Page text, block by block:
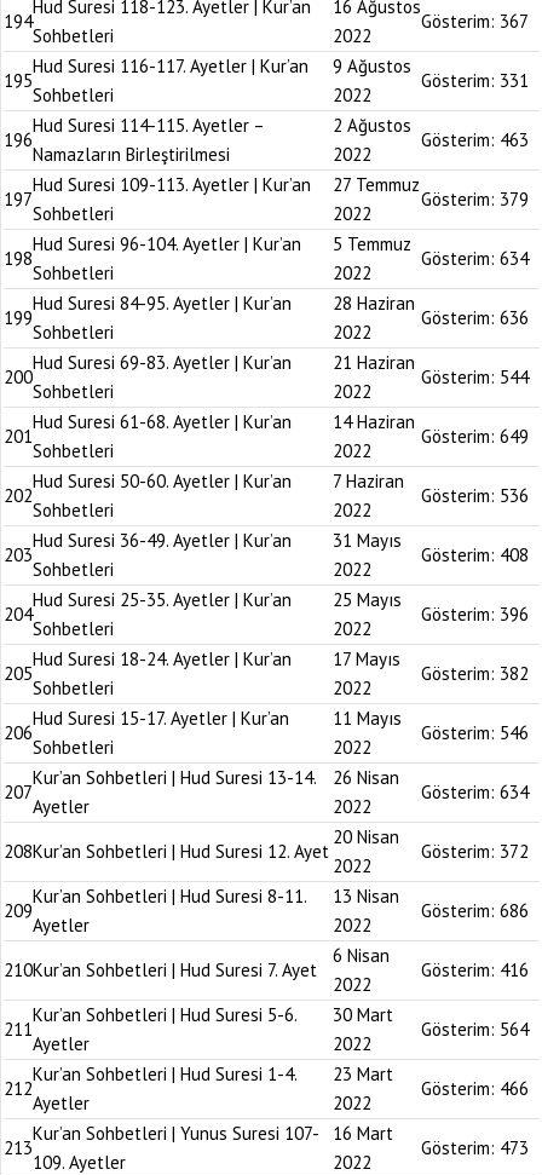
194
Hud Suresi 118-123. Ayetler | Kur’an
Sohbetleri
16 Ağustos
2022
Gösterim: 367
195
Hud Suresi 116-117. Ayetler | Kur’an
Sohbetleri
9 Ağustos
2022
Gösterim: 331
196
Hud Suresi 114-115. Ayetler –
Namazların Birleştirilmesi
2 Ağustos
2022
Gösterim: 463
197
Hud Suresi 109-113. Ayetler | Kur’an
Sohbetleri
27 Temmuz
2022
Gösterim: 379
198
Hud Suresi 96-104. Ayetler | Kur’an
Sohbetleri
5 Temmuz
2022
Gösterim: 634
199
Hud Suresi 84-95. Ayetler | Kur’an
Sohbetleri
28 Haziran
2022
Gösterim: 636
200
Hud Suresi 69-83. Ayetler | Kur’an
Sohbetleri
21 Haziran
2022
Gösterim: 544
201
Hud Suresi 61-68. Ayetler | Kur’an
Sohbetleri
14 Haziran
2022
Gösterim: 649
202
Hud Suresi 50-60. Ayetler | Kur’an
Sohbetleri
7 Haziran
2022
Gösterim: 536
203
Hud Suresi 36-49. Ayetler | Kur’an
Sohbetleri
31 Mayıs
2022
Gösterim: 408
204
Hud Suresi 25-35. Ayetler | Kur’an
Sohbetleri
25 Mayıs
2022
Gösterim: 396
205
Hud Suresi 18-24. Ayetler | Kur’an
Sohbetleri
17 Mayıs
2022
Gösterim: 382
206
Hud Suresi 15-17. Ayetler | Kur’an
Sohbetleri
11 Mayıs
2022
Gösterim: 546
207
Kur’an Sohbetleri | Hud Suresi 13-14.
Ayetler
26 Nisan
2022
Gösterim: 634
208Kur’an Sohbetleri | Hud Suresi 12. Ayet
20 Nisan
2022
Gösterim: 372
209
Kur’an Sohbetleri | Hud Suresi 8-11.
Ayetler
13 Nisan
2022
Gösterim: 686
210Kur’an Sohbetleri | Hud Suresi 7. Ayet
6 Nisan
2022
Gösterim: 416
211
Kur’an Sohbetleri | Hud Suresi 5-6.
Ayetler
30 Mart
2022
Gösterim: 564
212
Kur’an Sohbetleri | Hud Suresi 1-4.
Ayetler
23 Mart
2022
Gösterim: 466
213
Kur’an Sohbetleri | Yunus Suresi 107-
109. Ayetler
16 Mart
2022
Gösterim: 473